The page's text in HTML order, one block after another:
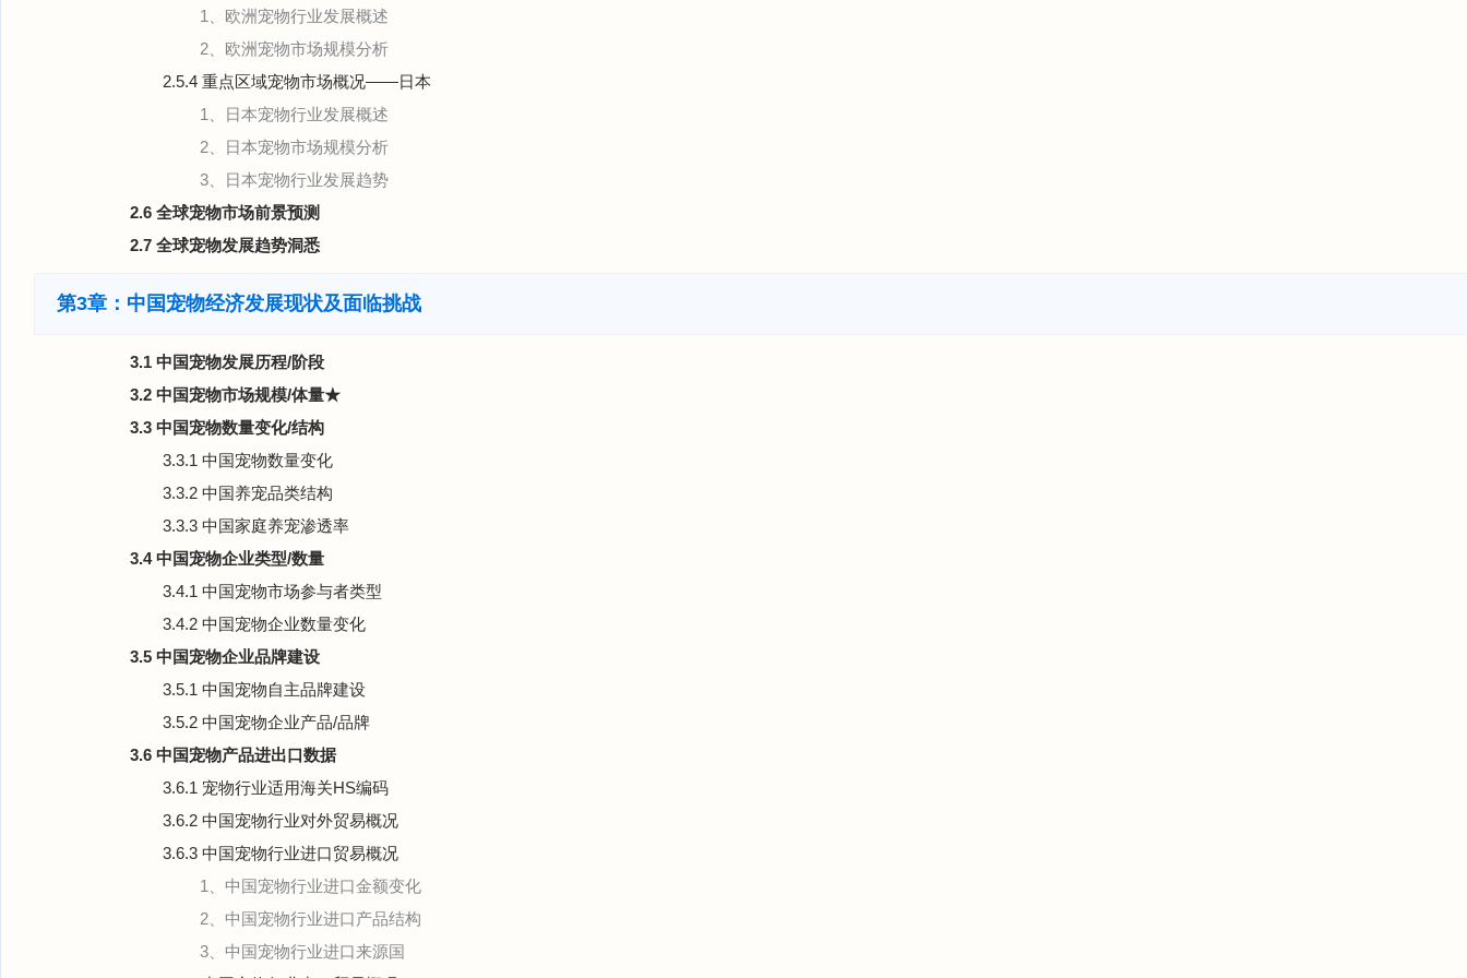
1、欧洲宠物行业发展概述
2、欧洲宠物市场规模分析
2.5.4 重点区域宠物市场概况——日本
1、日本宠物行业发展概述
2、日本宠物市场规模分析
3、日本宠物行业发展趋势
2.6 全球宠物市场前景预测
2.7 全球宠物发展趋势洞悉
第3章：中国宠物经济发展现状及面临挑战
3.1 中国宠物发展历程/阶段
3.2 中国宠物市场规模/体量★
3.3 中国宠物数量变化/结构
3.3.1 中国宠物数量变化
3.3.2 中国养宠品类结构
3.3.3 中国家庭养宠渗透率
3.4 中国宠物企业类型/数量
3.4.1 中国宠物市场参与者类型
3.4.2 中国宠物企业数量变化
3.5 中国宠物企业品牌建设
3.5.1 中国宠物自主品牌建设
3.5.2 中国宠物企业产品/品牌
3.6 中国宠物产品进出口数据
3.6.1 宠物行业适用海关HS编码
3.6.2 中国宠物行业对外贸易概况
3.6.3 中国宠物行业进口贸易概况
1、中国宠物行业进口金额变化
2、中国宠物行业进口产品结构
3、中国宠物行业进口来源国